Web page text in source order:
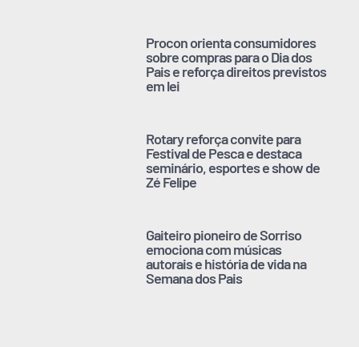
Procon orienta consumidores
sobre compras para o Dia dos
Pais e reforça direitos previstos
em lei
Rotary reforça convite para
Festival de Pesca e destaca
seminário, esportes e show de
Zé Felipe
Gaiteiro pioneiro de Sorriso
emociona com músicas
autorais e história de vida na
Semana dos Pais